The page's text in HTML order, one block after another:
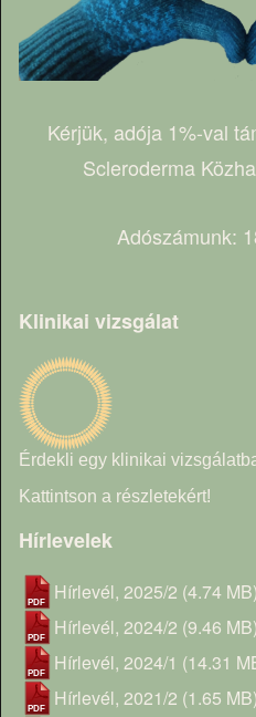
Kérjük, adója 1%-val
Scleroderma
Adószámunk:
Klinikai vizsgálat
Érdekli egy klinikai
Kattintson a részletekért!
Hírlevelek
Hírlevél, 2025/2 (4.74 MB)
Hírlevél, 2024/2 (9.46 MB)
Hírlevél, 2024/1 (14.31
Hírlevél, 2021/2 (1.65 MB)